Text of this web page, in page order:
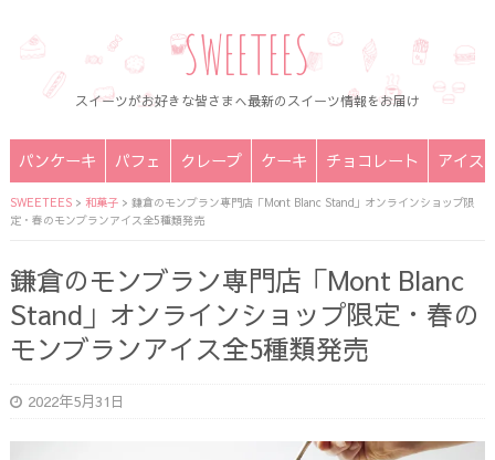
SWEETEES
スイーツがお好きな皆さまへ最新のスイーツ情報をお届け
パンケーキ パフェ クレープ ケーキ チョコレート アイス
SWEETEES> 和菓子> 鎌倉のモンブラン専門店「Mont Blanc Stand」オンラインショップ限
定・春のモンブランアイス全5種類発売
鎌倉のモンブラン専門店「Mont Blanc
Stand」オンラインショップ限定・春の
モンブランアイス全5種類発売
2022年5月31日